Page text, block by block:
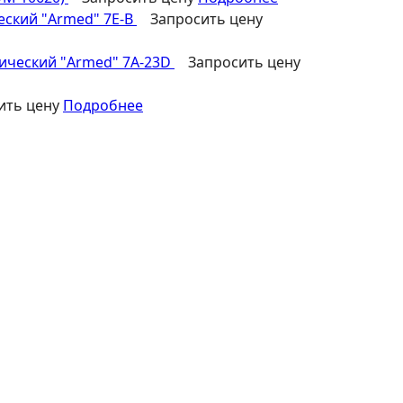
"Armed" 7Е-B
Запросить цену
"Armed" 7А-23D
Запросить цену
цену Подробнее